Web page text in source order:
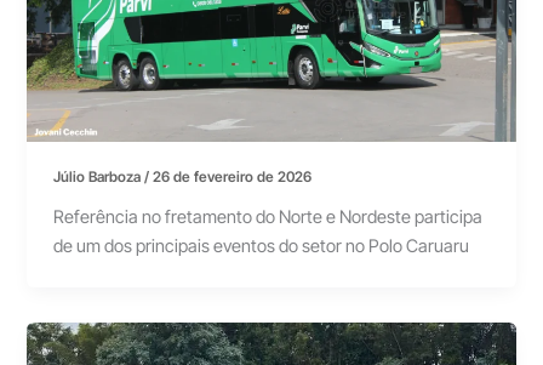
Júlio Barboza/26 de fevereiro de 2026
Referência no fretamento do Norte e Nordeste participa
de um dos principais eventos do setor no Polo Caruaru